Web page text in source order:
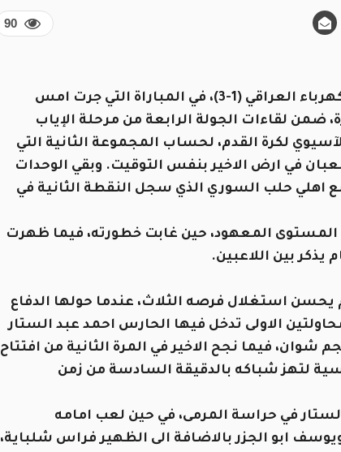
90
تعرض فريق الوحدات الى خسارة قاسية من نظيره الكهرباء العراقي (1-3)، في المباراة التي جرت امس
ضمن لقاءات الجولة الرابعة من مرحلة الإياب
لكرة القدم، لحساب المجموعة الثانية التي
في ارض الاخير بنفس التوقيت. وبقي الوحدات
مع اهلي حلب السوري الذي سجل النقطة الثانية في
المستوى المعهود، حين غابت خطورته، فيما ظهرت
بين اللاعبين.
يحسن استغلال فرصه الثلاث، عندما حولها الدفاع
الاولى تدخل فيها الحارس احمد عبد الستار
فيما نجح الاخير في المرة الثانية من افتتاح
لتهز شباكه بالدقيقة السادسة من زمن
في حراسة المرمى، في حين لعب امامه
ابو الجزر بالاضافة الى الظهير فراس شلباية،